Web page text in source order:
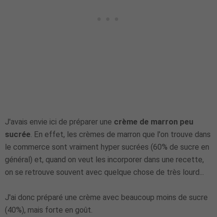
J'avais envie ici de préparer une crème de marron peu
sucrée. En effet, les crèmes de marron que l'on trouve dans
le commerce sont vraiment hyper sucrées (60% de sucre en
général) et, quand on veut les incorporer dans une recette,
on se retrouve souvent avec quelque chose de très lourd...
J'ai donc préparé une crème avec beaucoup moins de sucre
(40%), mais forte en goût.